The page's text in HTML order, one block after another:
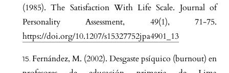
(1985). The Satisfaction With Life Scale. Journal of
Personality Assessment, 49(1), 71-75.
https://doi.org/10.1207/s15327752jpa4901_13
Fernández, M. (2002). Desgaste psíquico (burnout) en